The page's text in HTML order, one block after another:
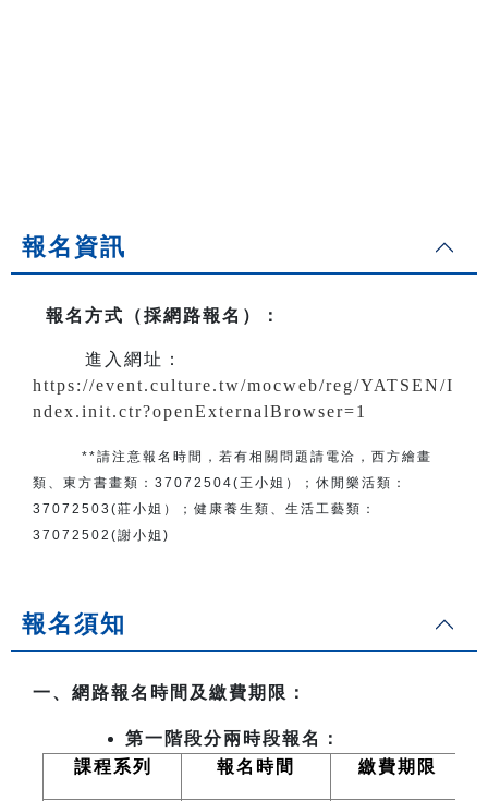
報名資訊
報名方式（採網路報名） ：
進入網址：
https://event.culture.tw/mocweb/reg/YATSEN/I
ndex.init.ctr?openExternalBrowser=1
**請注意報名時間，若有相關問題 請電洽 ， 西方繪畫
類、東方書畫類： 37072504(王小姐） ； 休閒樂活類：
37072503(莊小姐）； 健康養生類、生活工藝類：
37072502(謝小姐)
報名須知
一、網路報名時間及繳費期限：
第一階段分兩時段報名：
課程系列
報名時間 繳費期限